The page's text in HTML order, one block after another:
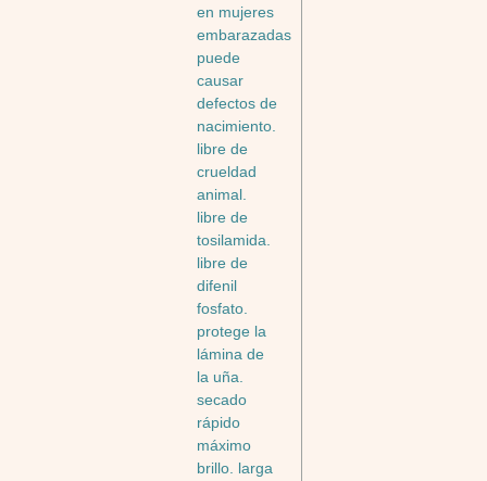
en mujeres
embarazadas
puede
causar
defectos de
nacimiento.
libre de
crueldad
animal.
libre de
tosilamida.
libre de
difenil
fosfato.
protege la
lámina de
la uña.
secado
rápido
máximo
brillo. larga